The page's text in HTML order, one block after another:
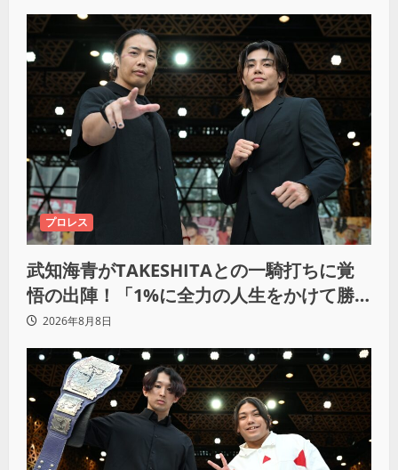
プロレス
武知海青がTAKESHITAとの一騎打ちに覚
悟の出陣！「1%に全力の人生をかけて勝
ちにいきたい」
2026年8月8日